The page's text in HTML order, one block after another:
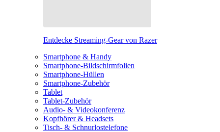
Entdecke Streaming-Gear von Razer
Smartphone & Handy
Smartphone-Bildschirmfolien
Smartphone-Hüllen
Smartphone-Zubehör
Tablet
Tablet-Zubehör
Audio- & Videokonferenz
Kopfhörer & Headsets
Tisch- & Schnurlostelefone